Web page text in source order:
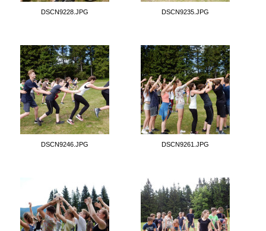
DSCN9228.JPG DSCN9235.JPG
DSCN9246.JPG DSCN9261.JPG